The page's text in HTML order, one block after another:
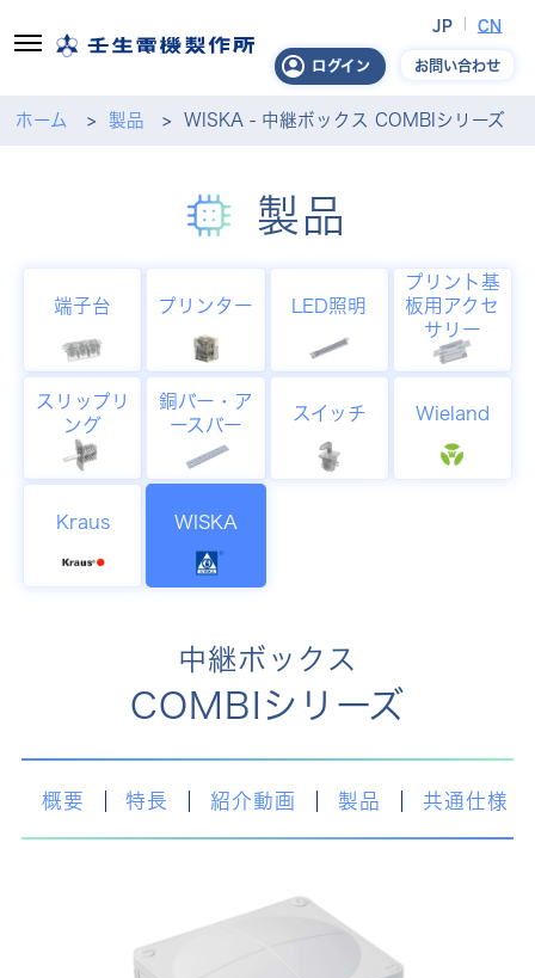
ログイン
JP CN
お問い合わせ
ホーム 製品 WISKA - 中継ボックス COMBIシリーズ
製品
端子台 プリンター LED照明
プリント基
板用アクセ
サリー
スリップリ
ング
銅バー・ア
ースバー
スイッチ Wieland
Kraus WISKA
中継ボックス
COMBIシリーズ
概要 特長 紹介動画 製品 共通仕様